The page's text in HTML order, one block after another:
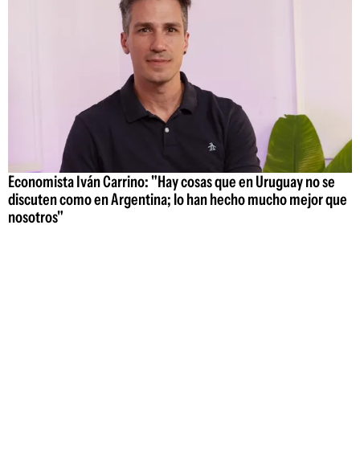
Economista Iván Carrino: "Hay cosas que en Uruguay no se
discuten como en Argentina; lo han hecho mucho mejor que
nosotros"